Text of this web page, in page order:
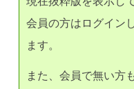
会員の方はログイン
ます。
また、会員で無い方